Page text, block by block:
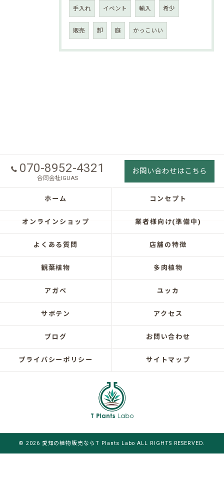
手入れ イベント 輸入 希少
販売 卸 庭 かっこいい
070-8952-4321
合同会社IGUAS
お問い合わせはこちら
ホーム コンセプト
オンラインショップ 業者様向け(準備中)
よくある質問 店舗の特徴
観葉植物 多肉植物
アガベ ユッカ
サボテン アクセス
ブログ お問い合わせ
プライバシーポリシー サイトマップ
© 2026 愛知の植物販売ならT Plants Labo ALL RIGHTS RESERVED.